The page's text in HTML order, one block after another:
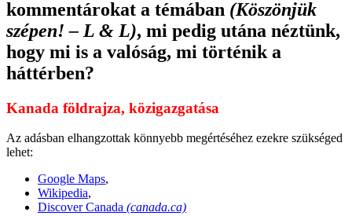
kommentárokat a témában (Köszönjük
szépen! – L & L), mi pedig utána néztünk,
hogy mi is a valóság, mi történik a
háttérben?
Kanada földrajza, közigazgatása
Az adásban elhangzottak könnyebb megértéséhez ezekre szükséged
lehet:
Google Maps,
Wikipedia,
Discover Canada (canada.ca)